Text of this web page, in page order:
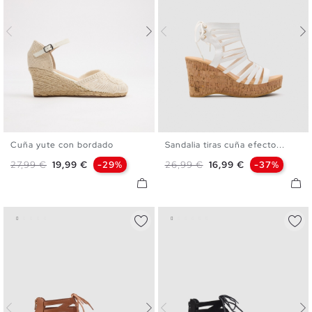
36
Cuña yute con bordado
Precio base
27,99 € Precio
19,99 € -29%
35 36 37 38 39
41
Sandalia tiras cuña efecto...
Precio base
26,99 € Precio
16,99 € -37%